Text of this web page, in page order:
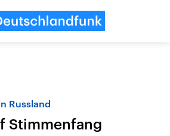
Russland
Stimmenfang